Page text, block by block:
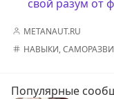
свой разум от
METANAUT.RU
НАВЫКИ,
Популярные